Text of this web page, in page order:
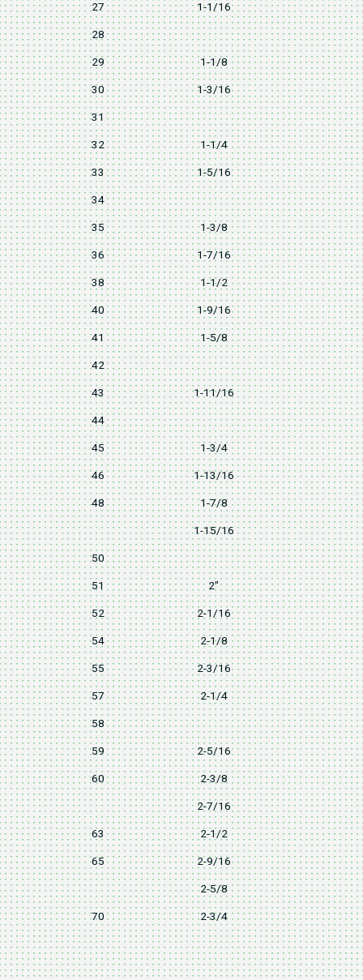
27 1-1/16 38
28 40
29 1-1/8 40
30 1-3/16 42
31 43
32 1-1/4 44
33 1-5/16 46
34 47
35 1-3/8 48
36 1-7/16 50
38 1-1/2 52
40 1-9/16 54
41 1-5/8 56
42 57
43 1-11/16 58
44 59
45 1-3/4 61
46 1-13/16 62
48 1-7/8 64
1-15/16 66
50 68
51 2" 68
52 2-1/16 70
54 2-1/8 72
55 2-3/16 74
57 2-1/4 76
58 78
59 2-5/16 78
60 2-3/8 80
2-7/16 82
63 2-1/2 84
65 2-9/16 86
2-5/8 88
70 2-3/4 92